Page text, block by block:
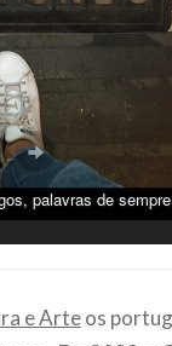
palavras de
e Arteos